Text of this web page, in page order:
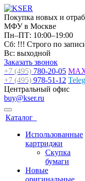
Покупка новых и
МФУ в Москве
Пн–ПТ: 10:00–19:00
Сб: !!! Строго по
Вс: выходной
Заказать звонок
+7 (495) 780-20-05
+7 (495) 978-51-12
Центральный офис
buy@kser.ru
Каталог
Использованные
картриджи
Скупка
бумаги
Новые
оригинальные